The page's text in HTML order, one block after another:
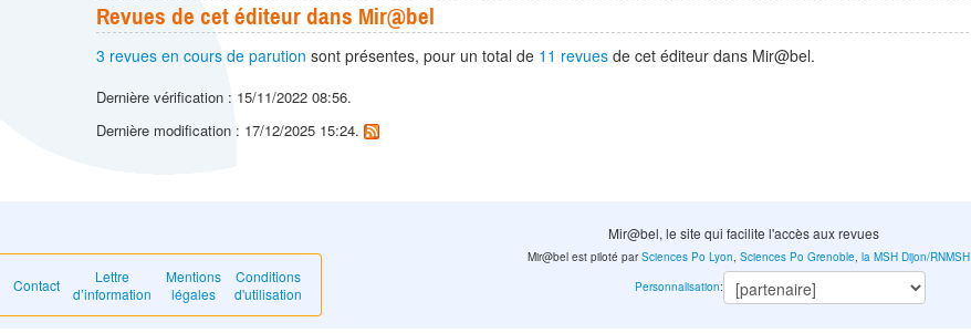
Revues de cet éditeur dans Mir@bel
3 revues en cours de parution sont présentes, pour un total de 11 revues de cet éditeur dans Mir@bel.
Dernière vérification : 15/11/2022 08:56.
Dernière modification : 17/12/2025 15:24.
Mir@bel, le site qui facilite l'accès aux revues
Contact
Lettre
d’information
Mentions
légales
Conditions
d'utilisation
Mir@bel est piloté parSciences Po Lyon,Sciences Po Grenoble,la MSH Dijon/RNMSH
Personnalisation: